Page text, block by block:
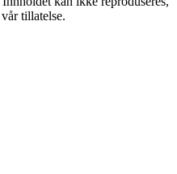
tillatelse.